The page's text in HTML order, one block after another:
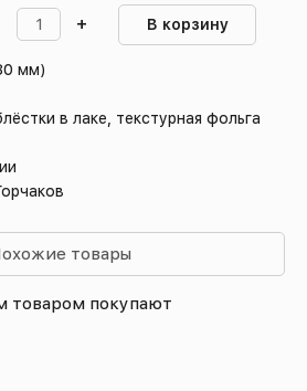
+ В корзину
мм)
в лаке, текстурная фольга
товары
товаром покупают